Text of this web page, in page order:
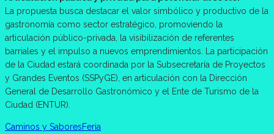
La propuesta busca destacar el valor simbólico y productivo de la
gastronomía como sector estratégico, promoviendo la
articulación público-privada, la visibilización de referentes
barriales y el impulso a nuevos emprendimientos. La participación
de la Ciudad estará coordinada por la Subsecretaría de Proyectos
y Grandes Eventos (SSPyGE), en articulación con la Dirección
General de Desarrollo Gastronómico y el Ente de Turismo de la
Ciudad (ENTUR).
Caminos y SaboresFeria